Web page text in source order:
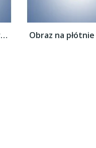
Obraz na płótnie – Storczyk nocą –...